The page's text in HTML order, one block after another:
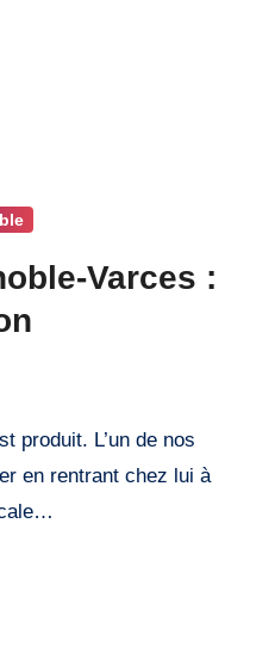
Varces :
en rentrant chez lui à